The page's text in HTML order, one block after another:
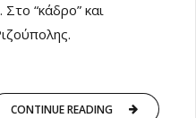
“κάδρο” και
CONTINUE READING